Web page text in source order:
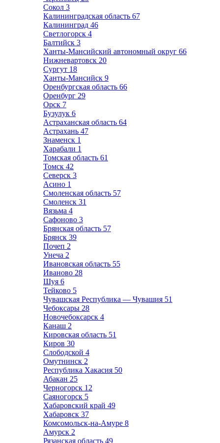
Сокол 3
Калининградская область 67
Калининград 46
Светлогорск 4
Балтийск 3
Ханты-Мансийский автономный округ 66
Нижневартовск 20
Сургут 18
Ханты-Мансийск 9
Оренбургская область 66
Оренбург 29
Орск 7
Бузулук 6
Астраханская область 64
Астрахань 47
Знаменск 1
Харабали 1
Томская область 61
Томск 42
Северск 3
Асино 1
Смоленская область 57
Смоленск 31
Вязьма 4
Сафоново 3
Брянская область 57
Брянск 39
Почеп 2
Унеча 2
Ивановская область 55
Иваново 28
Шуя 6
Тейково 5
Чувашская Республика — Чувашия 51
Чебоксары 28
Новочебоксарск 4
Канаш 2
Кировская область 51
Киров 30
Слободской 4
Омутнинск 2
Республика Хакасия 50
Абакан 25
Черногорск 12
Саяногорск 5
Хабаровский край 49
Хабаровск 37
Комсомольск-на-Амуре 8
Амурск 2
Рязанская область 49